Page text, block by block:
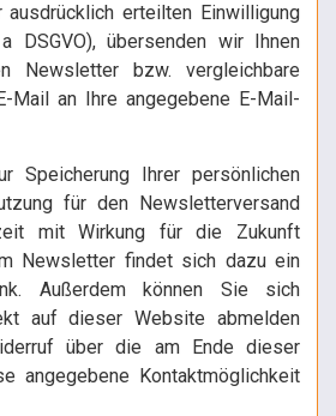
ausdrücklich erteilten Einwilligung
übersenden wir Ihnen
Newsletter bzw. vergleichbare
Mail an Ihre angegebene E-Mail-
Speicherung Ihrer persönlichen
für den Newsletterversand
mit Wirkung für die Zukunft
Newsletter findet sich dazu ein
Außerdem können Sie sich
auf dieser Website abmelden
über die am Ende dieser
angegebene Kontaktmöglichkeit